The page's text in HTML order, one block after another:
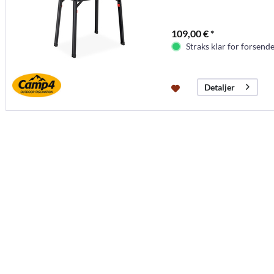
109,00 € *
Straks klar for
Detaljer